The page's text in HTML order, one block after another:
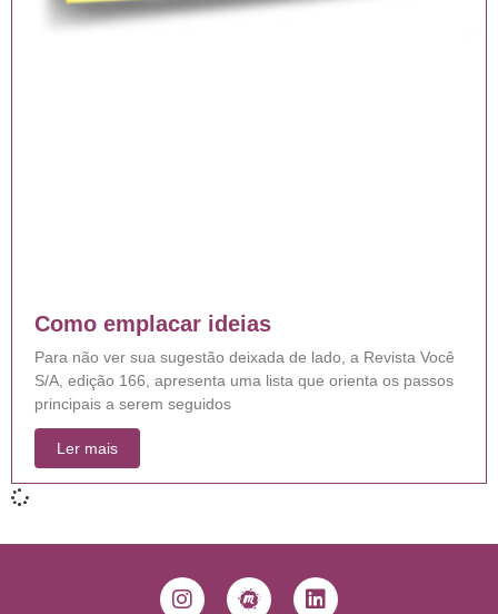
Como emplacar ideias
Para não ver sua sugestão deixada de lado, a Revista Você
S/A, edição 166, apresenta uma lista que orienta os passos
principais a serem seguidos
Ler mais